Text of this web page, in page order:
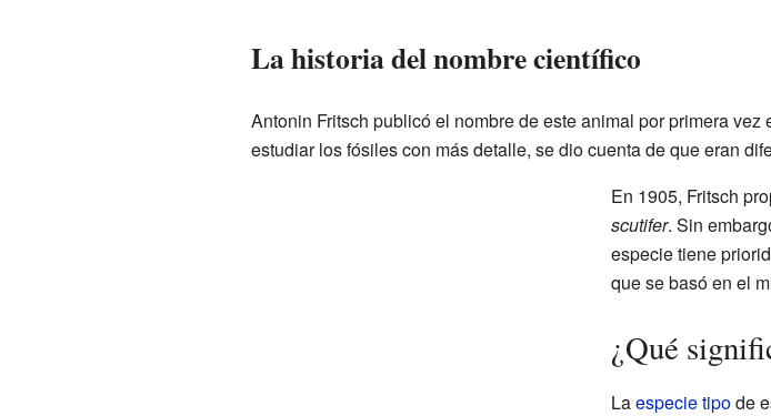
La historia del nombre científico
Antonin Fritsch publicó el nombre de este animal por primera vez
estudiar los fósiles con más detalle, se dio cuenta de que eran
En 1905, Fritsch
scutifer. Sin
especie tiene
que se basó en el
¿Qué
Laespecie tipode